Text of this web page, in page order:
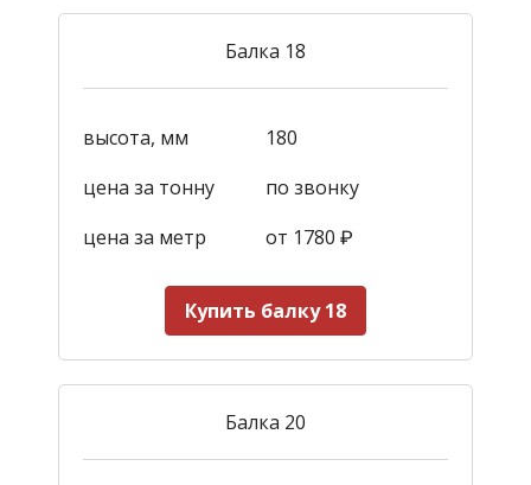
Балка 18
высота, мм
180
цена за тонну
по звонку
цена за метр
от 1780 ₽
Купить балку 18
Балка 20